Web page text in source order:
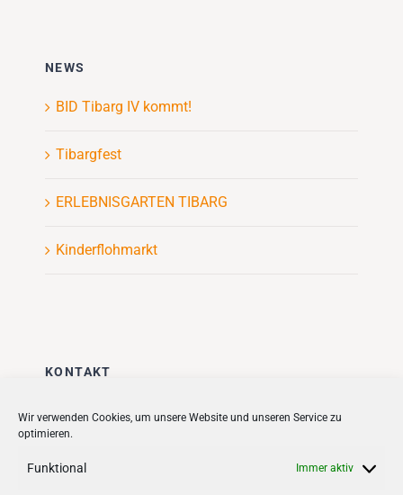
Wir verwenden Cookies, um unsere Website und unseren Service zu
optimieren.
Funktional Immer aktiv
NEWS
BID Tibarg IV kommt!
Tibargfest
ERLEBNISGARTEN TIBARG
Kinderflohmarkt
KONTAKT
Stadt + Handel City- und
Quartiersmanagement